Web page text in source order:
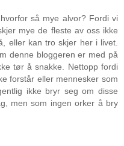
så mye alvor? Fordi vi
mye de fleste av oss ikke
eller kan tro skjer her i livet.
denne bloggeren er med på
tør å snakke. Nettopp fordi
forstår eller mennesker som
ikke bryr seg om disse
men som ingen orker å bry